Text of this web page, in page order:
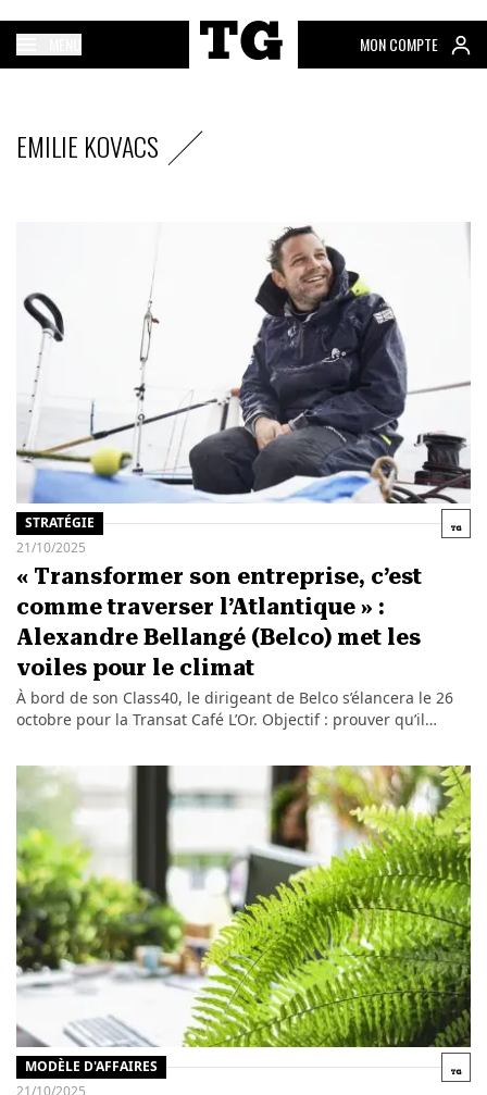
MON COMPTE
EMILIE KOVACS
STRATÉGIE
21/10/2025
« Transformer son entreprise, c’est
comme traverser l’Atlantique » :
Alexandre Bellangé (Belco) met les
voiles pour le climat
À bord de son Class40, le dirigeant de Belco s’élancera le 26
octobre pour la Transat Café L’Or. Objectif : prouver qu’il…
MODÈLE D'AFFAIRES
21/10/2025